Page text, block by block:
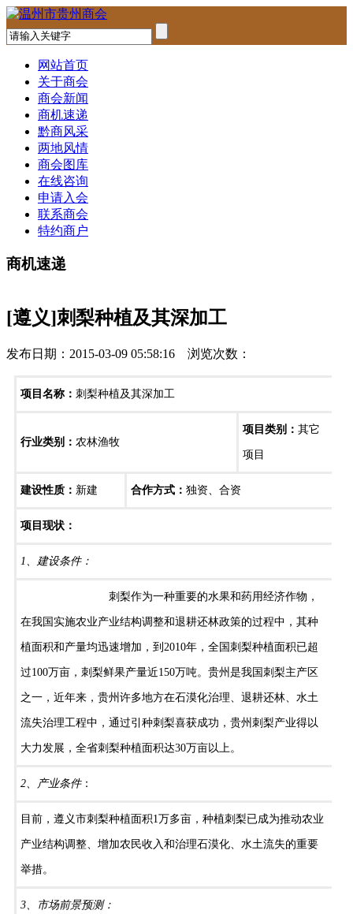
网站首页
关于商会
商会新闻
商机速递
黔商风采
两地风情
商会图库
在线咨询
申请入会
联系商会
特约商户
商机速递
[遵义]刺梨种植及其深加工
发布日期：2015-03-09 05:58:16 浏览次数：
项目名称： 刺梨种植及其深加工
行业类别： 农林渔牧
项目类别： 其它
项目
建设性质： 新建 合作方式： 独资、合资
项目现状：
1、建设条件：
刺梨作为一种重要的水果和药用经济作物，
在我国实施农业产业结构调整和退耕还林政策的过程中，其种
植面积和产量均迅速增加，到2010年，全国刺梨种植面积已超
过100万亩，刺梨鲜果产量近150万吨。贵州是我国刺梨主产区
之一，近年来，贵州许多地方在石漠化治理、退耕还林、水土
流失治理工程中，通过引种刺梨喜获成功，贵州刺梨产业得以
大力发展，全省刺梨种植面积达30万亩以上。
2、产业条件：
目前，遵义市刺梨种植面积1万多亩，种植刺梨已成为推动农业
产业结构调整、增加农民收入和治理石漠化、水土流失的重要
举措。
3、市场前景预测：